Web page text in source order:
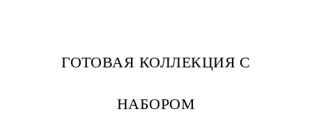
ГОТОВАЯ КОЛЛЕКЦИЯ С
НАБОРОМ